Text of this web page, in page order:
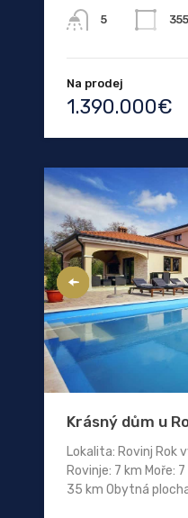
5 355
Na prodej
1.390.000€
Krásný dům u
Lokalita: Rovinj Rok
Rovinje: 7 km Moře:
35 km Obytná